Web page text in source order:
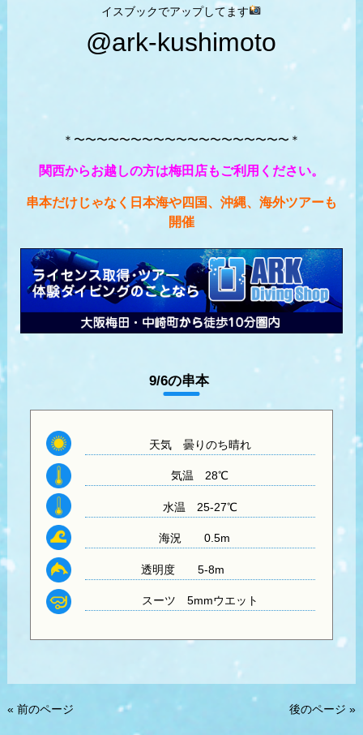
イスブックでアップしてます
@ark-kushimoto
＊〜〜〜〜〜〜〜〜〜〜〜〜〜〜〜〜〜〜〜＊
関西からお越しの方は梅田店もご利用ください。
串本だけじゃなく日本海や四国、沖縄、海外ツアーも
開催
9/6の串本
天気曇りのち晴れ
気温 28℃
水温 25-27℃
海況 0.5m
透明度 5-8m
スーツ 5mmウエット
« 前のページ 後のページ »